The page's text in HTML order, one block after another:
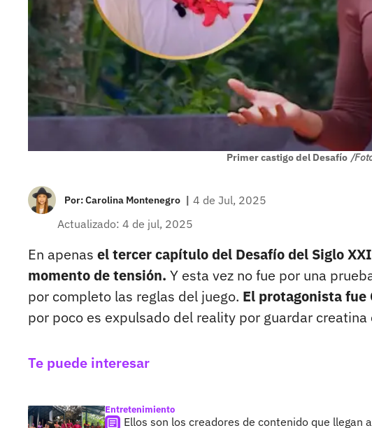
Primer castigo del Desafío /
Por:Carolina Montenegro | 4 de Jul, 2025
Actualizado: 4 de jul, 2025
En apenas el tercer capítulo del Desafío del Siglo
momento de tensión. Y esta vez no fue por una
por completo las reglas del juego. El protagonista fue
por poco es expulsado del reality por guardar creatina
Te puede interesar
Entretenimiento
Ellos son los creadores de contenido que llegan